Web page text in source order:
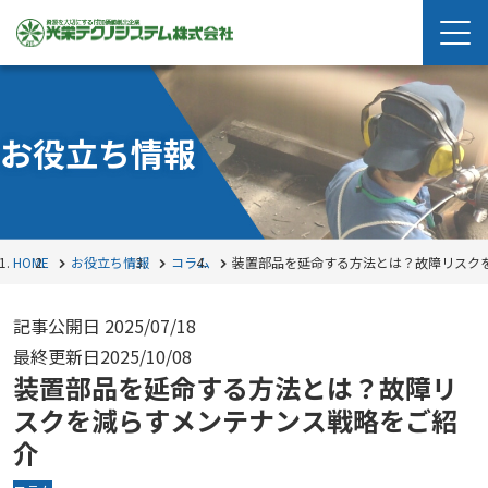
お役立ち情報
HOME お役立ち情報 コラム 装置部品を延命する方法とは？故障リス
記事公開日 2025/07/18
最終更新日2025/10/08
装置部品を延命する方法とは？故障リ
スクを減らすメンテナンス戦略をご紹
介